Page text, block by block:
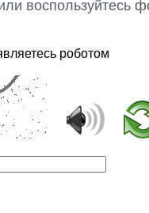
воспользуйтесь
роботом